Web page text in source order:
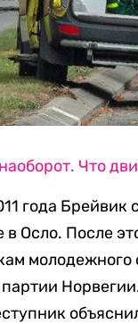
Что
года Брейвик
в Осло. После
молодежного